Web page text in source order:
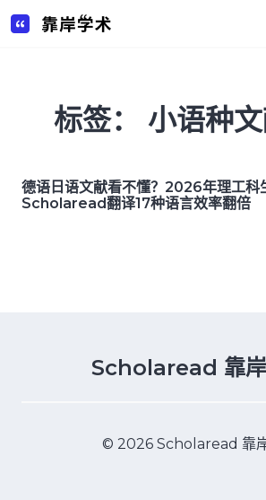
Skip
to
标签： 小语种
德语日语文献看不懂？2026年理工科
Scholaread翻译17种语言效率翻倍
Scholaread 靠
© 2026 Scholaread 靠